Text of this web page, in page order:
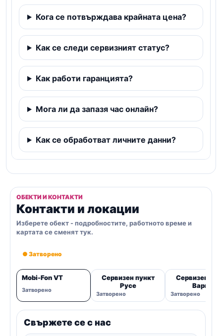
Кога се потвърждава крайната цена?
Как се следи сервизният статус?
Как работи гаранцията?
Мога ли да запазя час онлайн?
Как се обработват личните данни?
ОБЕКТИ И КОНТАКТИ
Контакти и локации
Изберете обект - подробностите, работното време и
картата се сменят тук.
● Затворено
Mobi-Fon VT
Затворено
Сервизен пункт
Русе
Затворено
Сервизен
Варна
Затворено
Свържете се с нас